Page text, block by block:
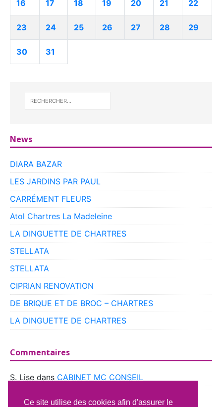
16 17 18 19 20 21 22
23 24 25 26 27 28 29
30 31
News
DIARA BAZAR
LES JARDINS PAR PAUL
CARRÉMENT FLEURS
Atol Chartres La Madeleine
LA DINGUETTE DE CHARTRES
STELLATA
STELLATA
CIPRIAN RENOVATION
DE BRIQUE ET DE BROC – CHARTRES
LA DINGUETTE DE CHARTRES
Commentaires
S. Lise dans CABINET MC CONSEIL
Ce site utilise des cookies afin d'assurer le